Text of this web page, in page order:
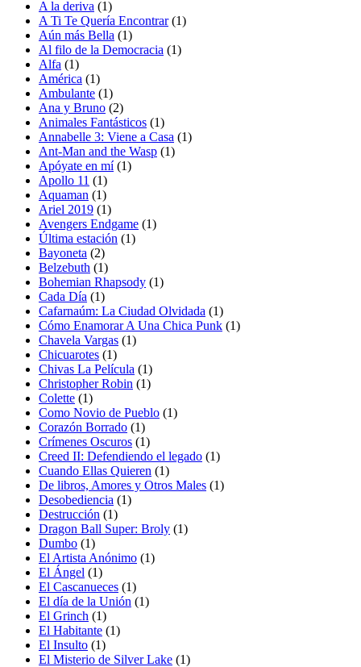
A la deriva (1)
A Ti Te Quería Encontrar(1)
Aún más Bella (1)
Al filo de la Democracia (1)
Alfa (1)
América (1)
Ambulante (1)
Ana y Bruno (2)
Animales Fantásticos (1)
Annabelle 3: Viene a Casa (1)
Ant-Man and the Wasp (1)
Apóyate en mí(1)
Apollo 11 (1)
Aquaman (1)
Ariel 2019 (1)
Avengers Endgame (1)
Última estación (1)
Bayoneta (2)
Belzebuth (1)
Bohemian Rhapsody (1)
Cada Día (1)
Cafarnaúm: La Ciudad Olvidada (1)
Cómo Enamorar A Una Chica Punk (1)
Chavela Vargas (1)
Chicuarotes (1)
Chivas La Película (1)
Christopher Robin (1)
Colette (1)
Como Novio de Pueblo (1)
Corazón Borrado (1)
Crímenes Oscuros (1)
Creed II: Defendiendo el legado (1)
Cuando Ellas Quieren (1)
De libros, Amores y Otros Males (1)
Desobediencia (1)
Destrucción (1)
Dragon Ball Super: Broly (1)
Dumbo (1)
El Artista Anónimo (1)
El Ángel (1)
El Cascanueces (1)
El día de la Unión (1)
El Grinch (1)
El Habitante (1)
El Insulto (1)
El Misterio de Silver Lake (1)